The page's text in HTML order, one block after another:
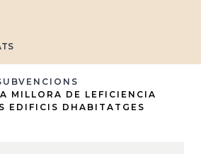
MILLORA DE LEFICIENCIA
EDIFICIS DHABITATGES